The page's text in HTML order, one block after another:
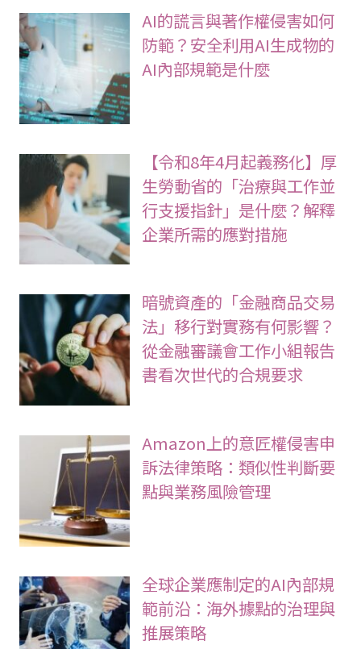
AI的謊言與著作權侵害如何
防範？安全利用AI生成物的
AI內部規範是什麼
【令和8年4月起義務化】厚
生勞動省的「治療與工作並
行支援指針」是什麼？解釋
企業所需的應對措施
暗號資產的「金融商品交易
法」移行對實務有何影響？
從金融審議會工作小組報告
書看次世代的合規要求
Amazon上的意匠權侵害申
訴法律策略：類似性判斷要
點與業務風險管理
全球企業應制定的AI內部規
範前沿：海外據點的治理與
推展策略